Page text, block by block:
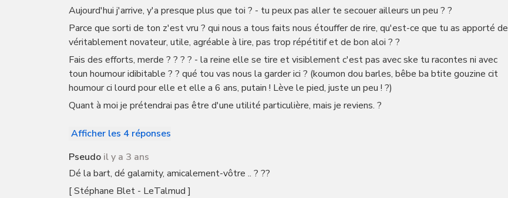
Aujourd'hui j'arrive, y'a presque plus que toi ? - tu peux pas aller te secouer ailleurs un peu ? ?
Parce que sorti de ton z'est vru ? qui nous a tous faits nous étouffer de rire, qu'est-ce que tu as apporté de
véritablement novateur, utile, agréable à lire, pas trop répétitif et de bon aloi ? ?
Fais des efforts, merde ? ? ? ? - la reine elle se tire et visiblement c'est pas avec ske tu racontes ni avec
toun houmour idibitable ? ? qué tou vas nous la garder ici ? (koumon dou barles, bêbe ba btite gouzine cit
houmour ci lourd pour elle et elle a 6 ans, putain ! Lève le pied, juste un peu ! ?)
Quant à moi je prétendrai pas être d'une utilité particulière, mais je reviens. ?
Afficher les 4 réponses
Pseudo il y a 3 ans
Dé la bart, dé galamity, amicalement-vôtre .. ? ??
[ Stéphane Blet - LeTalmud ]